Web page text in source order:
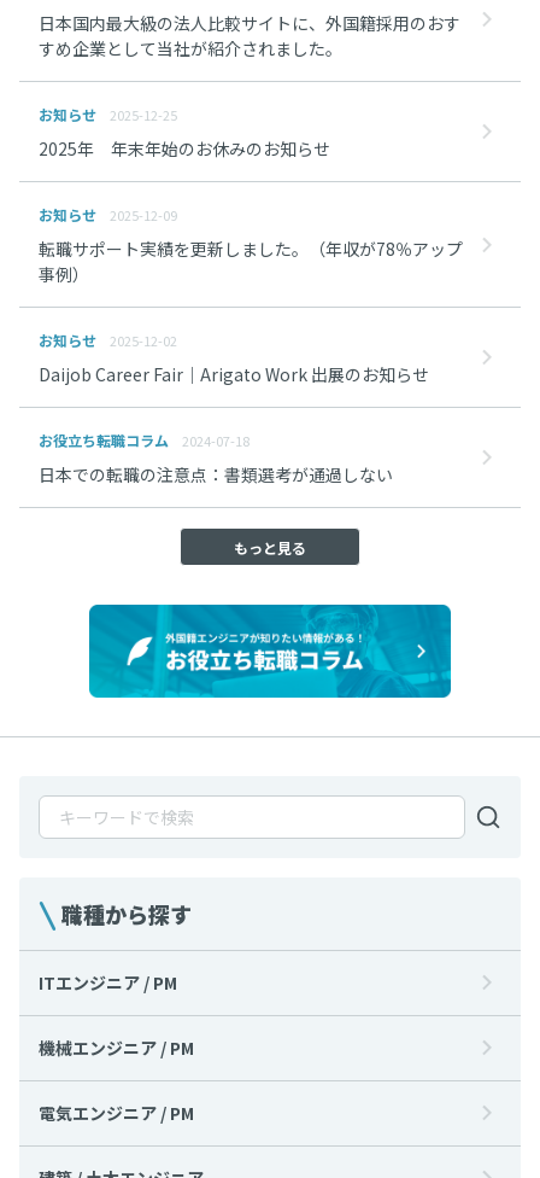
職種から探す
ITエンジニア / PM
機械エンジニア / PM
電気エンジニア / PM
日本国内最大級の法人比較サイトに、外国籍採用のおす
すめ企業として当社が紹介されました。
お知らせ 2025-12-25
2025年 年末年始のお休みのお知らせ
お知らせ 2025-12-09
転職サポート実績を更新しました。（年収が78％アップ
事例）
お知らせ 2025-12-02
Daijob Career Fair｜Arigato Work 出展のお知らせ
お役立ち転職コラム 2024-07-18
日本での転職の注意点：書類選考が通過しない
もっと見る